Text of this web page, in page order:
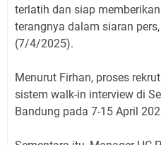
terlatih dan siap
terangnya dalam siaran
(7/4/2025).
Menurut Firhan, proses
sistem walk-in interview di
Bandung pada 7-15 April